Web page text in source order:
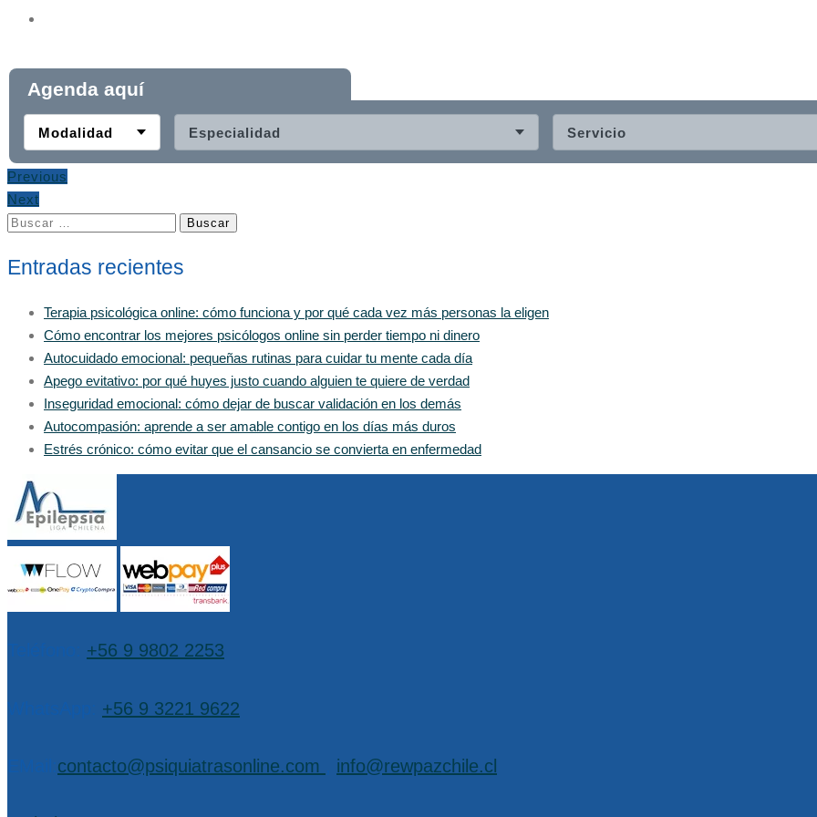
Agenda aquí
Modalidad Especialidad Servicio
Previous
Next
Buscar:
Entradas recientes
Terapia psicológica online: cómo funciona y por qué cada vez más personas la eligen
Cómo encontrar los mejores psicólogos online sin perder tiempo ni dinero
Autocuidado emocional: pequeñas rutinas para cuidar tu mente cada día
Apego evitativo: por qué huyes justo cuando alguien te quiere de verdad
Inseguridad emocional: cómo dejar de buscar validación en los demás
Autocompasión: aprende a ser amable contigo en los días más duros
Estrés crónico: cómo evitar que el cansancio se convierta en enfermedad
+56 9 9802 2253
+56 9 3221 9622
contacto@psiquiatrasonline.com info@rewpazchile.cl